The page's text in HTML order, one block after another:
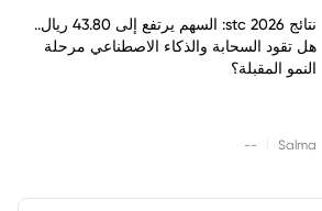
نتائج stc 2026: السهم يرتفع إلى 43.80 ريال..
هل تقود السحابة والذكاء الاصطناعي مرحلة
النمو المقبلة؟
Salma
--